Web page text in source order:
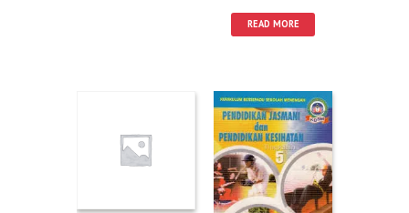
READ MORE